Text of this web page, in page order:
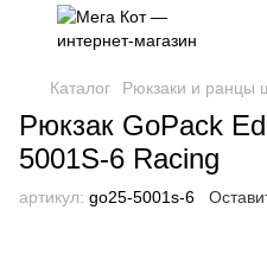
Каталог Рюкзаки и ранцы
Рюкзак GoPack
5001S-6 Racing
артикул: go25-5001s-6